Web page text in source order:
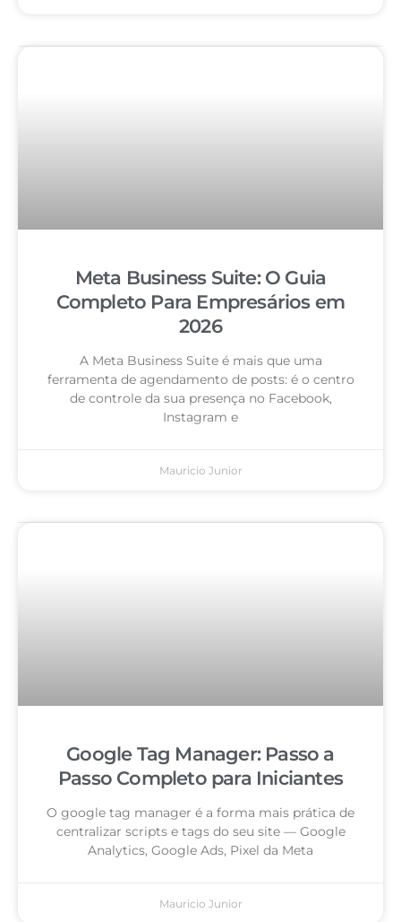
Meta Business Suite: O Guia
Completo Para Empresários em
2026
A Meta Business Suite é mais que uma
ferramenta de agendamento de posts: é o centro
de controle da sua presença no Facebook,
Instagram e
Mauricio Junior
Google Tag Manager: Passo a
Passo Completo para Iniciantes
O google tag manager é a forma mais prática de
centralizar scripts e tags do seu site — Google
Analytics, Google Ads, Pixel da Meta
Mauricio Junior